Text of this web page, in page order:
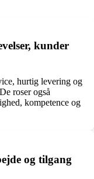
kunder
hurtig levering og
roser også
kompetence og
og tilgang